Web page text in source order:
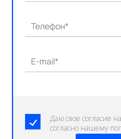
Телефон*
E-mail*
Даю свое согласие
согласно нашему